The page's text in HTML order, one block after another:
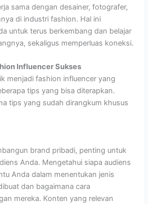
sama dengan desainer, fotografer,
di industri fashion. Hal ini
untuk terus berkembang dan belajar
sekaligus memperluas koneksi.
Influencer Sukses
menjadi fashion influencer yang
tips yang bisa diterapkan.
tips yang sudah dirangkum khusus
brand pribadi, penting untuk
Anda. Mengetahui siapa audiens
Anda dalam menentukan jenis
dan bagaimana cara
mereka. Konten yang relevan